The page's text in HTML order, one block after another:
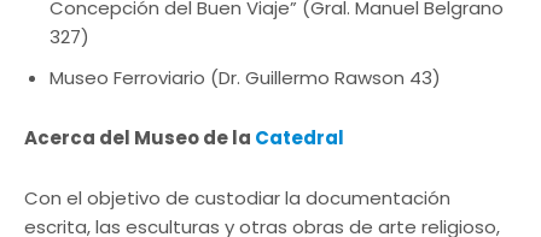
Concepción del Buen Viaje” (Gral. Manuel Belgrano
327)
Museo Ferroviario (Dr. Guillermo Rawson 43)
Acerca del Museo de la Catedral
Con el objetivo de custodiar la documentación
escrita, las esculturas y otras obras de arte religioso,